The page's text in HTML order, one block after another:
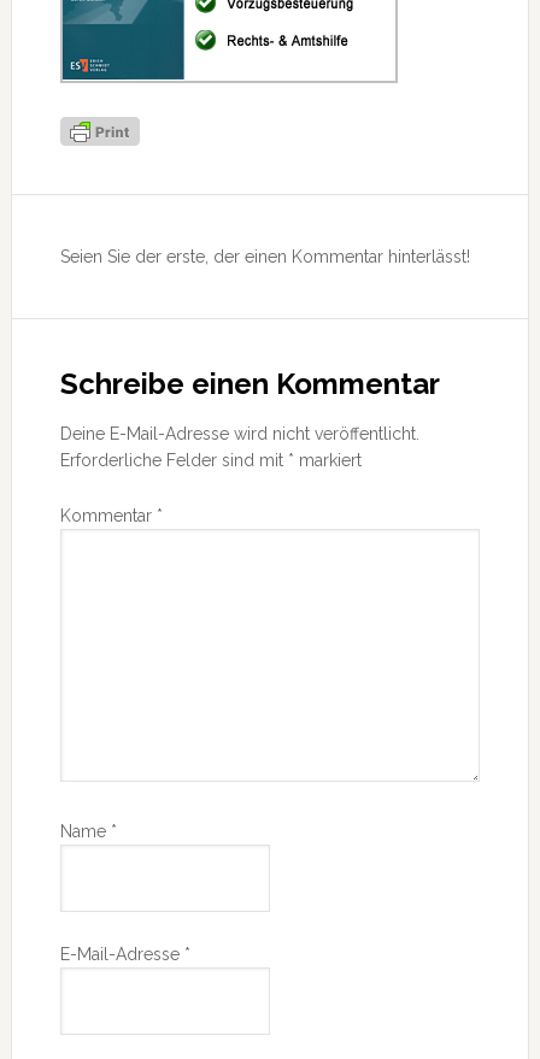
Interaktionen
Seien Sie der erste, der einen Kommentar hinterlässt!
Schreibe einen Kommentar
Deine E-Mail-Adresse wird nicht veröffentlicht.
Erforderliche Felder sind mit * markiert
Kommentar *
Name *
E-Mail-Adresse *